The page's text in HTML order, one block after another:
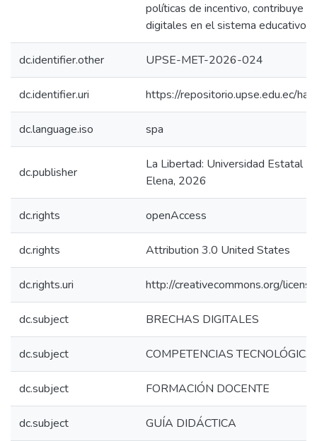
políticas de incentivo, contribuye a
digitales en el sistema educativo
dc.identifier.other UPSE-MET-2026-024
dc.identifier.uri https://repositorio.upse.edu.ec/
dc.language.iso spa
dc.publisher
La Libertad: Universidad Estatal
Elena, 2026
dc.rights openAccess
dc.rights Attribution 3.0 United States
dc.rights.uri http://creativecommons.org/
dc.subject BRECHAS DIGITALES
dc.subject COMPETENCIAS
dc.subject FORMACIÓN DOCENTE
dc.subject GUÍA DIDÁCTICA